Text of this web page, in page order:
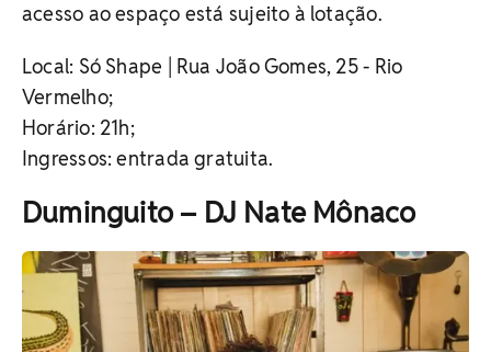
acesso ao espaço está sujeito à lotação.
Local: Só Shape | Rua João Gomes, 25 - Rio
Vermelho;
Horário: 21h;
Ingressos: entrada gratuita.
Duminguito – DJ Nate Mônaco